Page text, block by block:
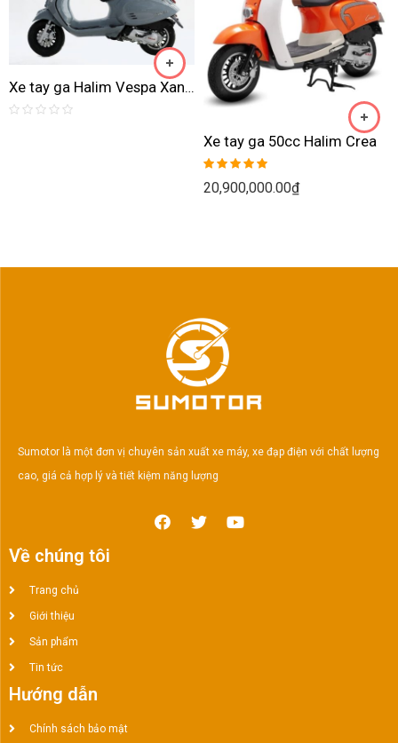
Xe tay ga Halim Vespa Xanh xi măng
Xe tay ga 50cc Halim Crea
Rated5.00
out of 5
20,900,000.00₫
Sumotor là một đơn vị chuyên sản xuất xe máy, xe đạp điện với chất lượng
cao, giá cả hợp lý và tiết kiệm năng lượng
Về chúng tôi
Trang chủ
Giới thiệu
Sản phẩm
Tin tức
Hướng dẫn
Chính sách bảo mật